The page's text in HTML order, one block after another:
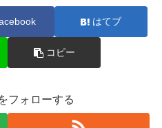
はてブ
コピー
フォローする